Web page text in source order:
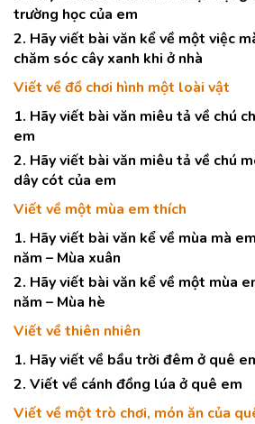
trường học của em
2. Hãy viết bài văn kể về một việc
chăm sóc cây xanh khi ở nhà
Viết về đồ chơi hình một loài vật
1. Hãy viết bài văn miêu tả về chú
em
2. Hãy viết bài văn miêu tả về chú
dây cót của em
Viết về một mùa em thích
1. Hãy viết bài văn kể về mùa mà
năm – Mùa xuân
2. Hãy viết bài văn kể về một mùa
năm – Mùa hè
Viết về thiên nhiên
1. Hãy viết về bầu trời đêm ở quê
2. Viết về cánh đồng lúa ở quê em
Viết về một trò chơi, món ăn của